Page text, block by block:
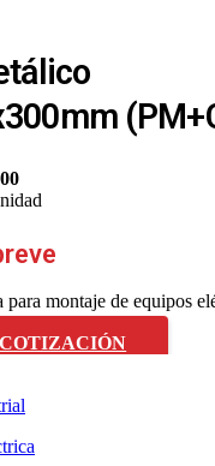
para montaje de equipos